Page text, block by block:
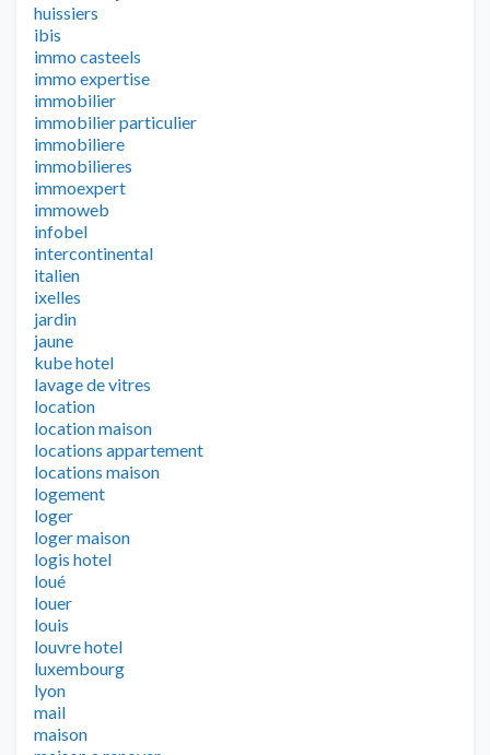
huissiers
ibis
immo casteels
immo expertise
immobilier
immobilier particulier
immobiliere
immobilieres
immoexpert
immoweb
infobel
intercontinental
italien
ixelles
jardin
jaune
kube hotel
lavage de vitres
location
location maison
locations appartement
locations maison
logement
loger
loger maison
logis hotel
loué
louer
louis
louvre hotel
luxembourg
lyon
mail
maison